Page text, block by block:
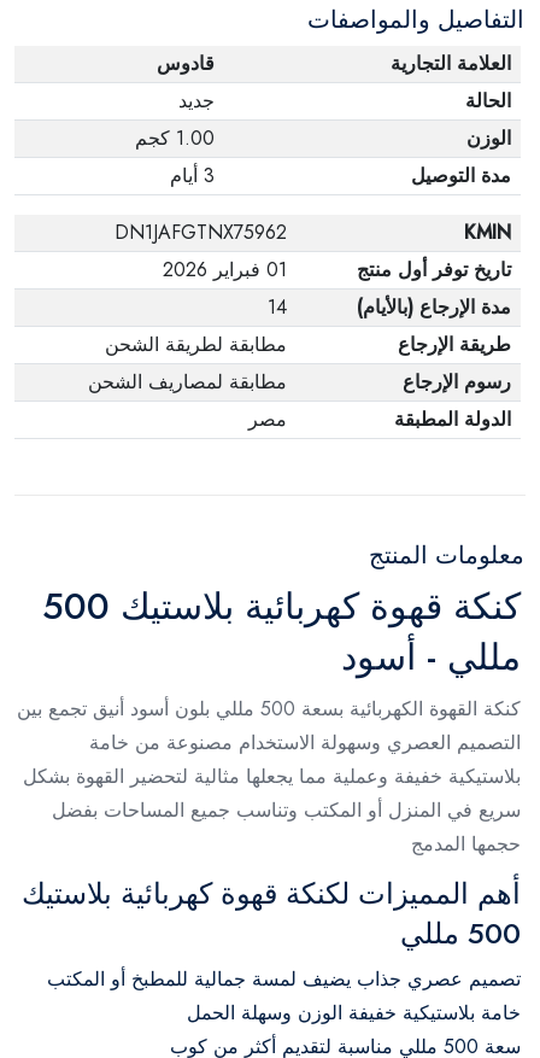
التفاصيل والمواصفات
العلامة التجارية
قادوس
الحالة
جديد
الوزن
1.00 كجم
مدة التوصيل
3 أيام
KMIN
DN1JAFGTNX75962
تاريخ توفر أول منتج
01 فبراير 2026
مدة الإرجاع (بالأيام)
14
طريقة الإرجاع
مطابقة لطريقة الشحن
رسوم الإرجاع
مطابقة لمصاريف الشحن
الدولة المطبقة
مصر
معلومات المنتج
كنكة قهوة كهربائية بلاستيك 500
مللي - أسود
كنكة القهوة الكهربائية بسعة 500 مللي بلون أسود أنيق تجمع بين
التصميم العصري وسهولة الاستخدام مصنوعة من خامة
بلاستيكية خفيفة وعملية مما يجعلها مثالية لتحضير القهوة بشكل
سريع في المنزل أو المكتب وتناسب جميع المساحات بفضل
حجمها المدمج
أهم المميزات لكنكة قهوة كهربائية بلاستيك
500 مللي
تصميم عصري جذاب يضيف لمسة جمالية للمطبخ أو المكتب
خامة بلاستيكية خفيفة الوزن وسهلة الحمل
سعة 500 مللي مناسبة لتقديم أكثر من كوب